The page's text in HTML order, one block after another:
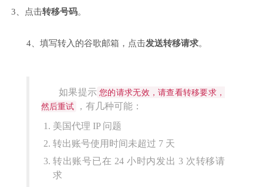
3、点击转移号码。
4、填写转入的谷歌邮箱，点击发送转移请求。
如果提示 您的请求无效，请查看转移要求，
然后重试
，有几种可能：
美国代理 IP 问题
转出账号使用时间未超过 7 天
转出账号已在 24 小时内发出 3 次转移请
求